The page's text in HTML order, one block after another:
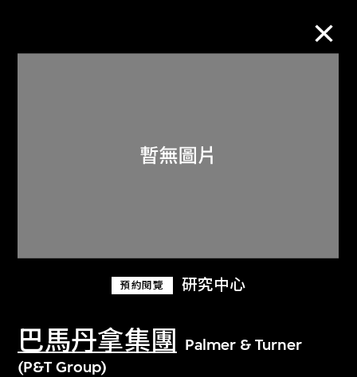
預約閱覽 研究中心
巴馬丹拿集團
Palmer & Turner
(P&T Group)
關於M+藏品
探索世界頂級的二十及二十一世紀視覺
文化藏品。